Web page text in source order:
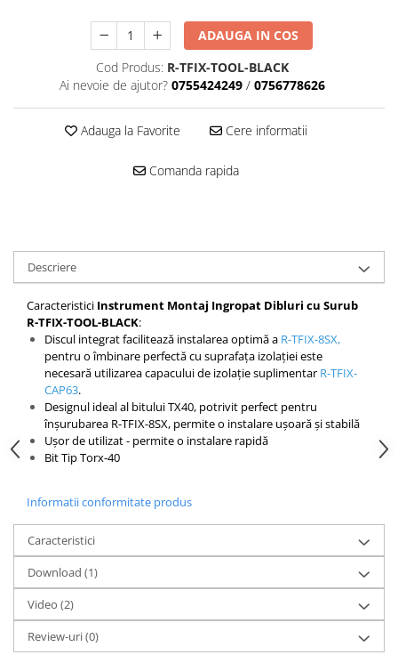
Piese pentru CD si UA
Benzi Gips Carton
Dibluri Gips Carton
Ipsos îmbinare Gips Carton
Acoperiri Elastice, Textile și din
Produse pentru Curățare
Colțare Protecție
Profile Baie
Placări Ceramice și din Piatră
Profile Dilatatie
Chituri de Rosturi
Distanțiere si Pene pentru Nivelare
Adezivi
Produse pentru Curățare
Hidroizolații
Accesorii Hidroizolații
Etanșanți Elastici și Adezivi
Etanșanți
Adezivi și Etanșanți
Fund de Rost
ADAUGA IN COS
Cod Produs: R-TFIX-TOOL-BLACK
Ai nevoie de ajutor? 0755424249 / 0756778626
Adauga la Favorite Cere informatii
Comanda rapida
Descriere
Caracteristici Instrument Montaj Ingropat Dibluri cu Surub
R-TFIX-TOOL-BLACK:
Discul integrat facilitează instalarea optimă a R-TFIX-8SX,
pentru o îmbinare perfectă cu suprafața izolației este
necesară utilizarea capacului de izolație suplimentar R-TFIX-
CAP63.
Designul ideal al bitului TX40, potrivit perfect pentru
înșurubarea R-TFIX-8SX, permite o instalare ușoară și stabilă
Ușor de utilizat - permite o instalare rapidă
Bit Tip Torx-40
Informatii conformitate produs
Caracteristici
Download (1)
Video (2)
Review-uri(0)